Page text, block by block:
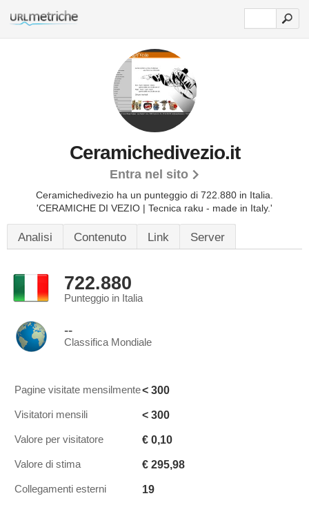
Ceramichedivezio.it
Entra nel sito
Ceramichedivezio ha un punteggio di 722.880 in Italia.
'CERAMICHE DI VEZIO | Tecnica raku - made in Italy.'
Analisi Contenuto Link Server
722.880
Punteggio in Italia
--
Classifica Mondiale
Pagine visitate mensilmente< 300
Visitatori mensili < 300
Valore per visitatore € 0,10
Valore di stima € 295,98
Collegamenti esterni 19